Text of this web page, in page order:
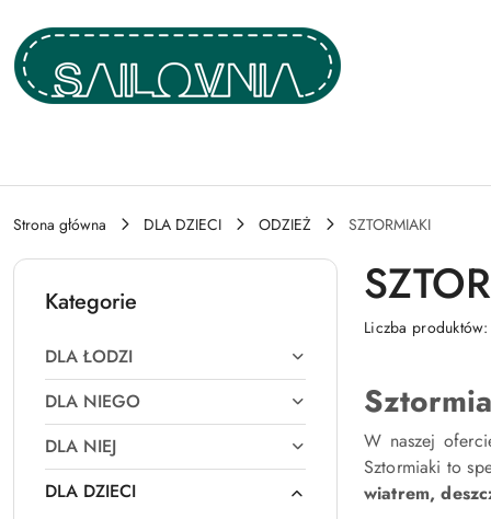
Przejdź do treści głównej
Przejdź do wyszukiwarki
Przejdź do moje konto
Przejdź do menu głównego
Przejdź do stopki
Strona główna DLA DZIECI ODZIEŻ SZTORMIAKI
Kategorie
DLA ŁODZI
DLA NIEGO
DLA NIEJ
DLA DZIECI
Liczba
W naszej
Sztormiaki to
wiatrem,